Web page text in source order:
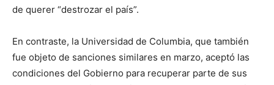
de querer “destrozar el país”.
En contraste, la Universidad de Columbia, que también
fue objeto de sanciones similares en marzo, aceptó las
condiciones del Gobierno para recuperar parte de sus